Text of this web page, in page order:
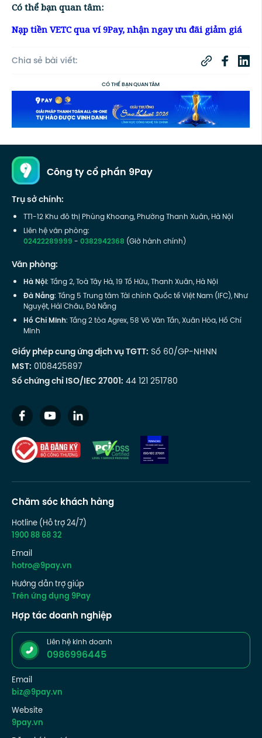
Có thể bạn quan tâm:
Nạp tiền VETC qua ví 9Pay, nhận ngay ưu đãi giảm giá
Chia sẻ bài viết:
CÓ THỂ BẠN QUAN TÂM
Công ty cổ phần 9Pay
Trụ sở chính:
TT1-12 Khu đô thị Phùng Khoang, Phường Thanh Xuân, Hà Nội
Liên hệ văn phòng:
02422289999-0382942368 (Giờ hành chính)
Văn phòng:
Hà Nội: Tầng 2, Toà Tây Hà, 19 Tố Hữu, Thanh Xuân, Hà Nội
Đà Nẵng: Tầng 5 Trung tâm Tài chính Quốc tế Việt Nam (IFC), Như
Nguyệt, Hải Châu, Đà Nẵng
Hồ Chí Minh: Tầng 2 tòa Agrex, 58 Võ Văn Tần, Xuân Hòa, Hồ Chí
Minh
Giấy phép cung ứng dịch vụ TGTT: Số 60/GP-NHNN
MST: 0108425897
Số chứng chỉ ISO/IEC 27001: 44 121 251780
Chăm sóc khách hàng
Hotline (Hỗ trợ 24/7)
1900 88 68 32
Email
hotro@9pay.vn
Hướng dẫn trợ giúp
Trên ứng dụng 9Pay
Hợp tác doanh nghiệp
Liên hệ kinh doanh
0986996445
Email
biz@9pay.vn
Website
9pay.vn